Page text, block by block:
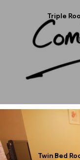
Triple
ト
Twin Bed